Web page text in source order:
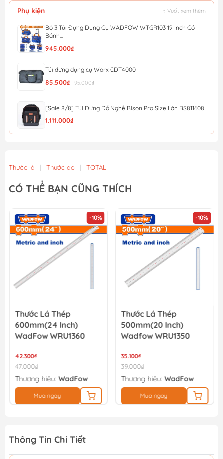
Phụ kiện ↕ Vuốt xem thêm
Bộ 3 Túi Đựng Dụng Cụ WADFOW WTGR103 19 Inch Có
Bánh...
945.000₫
Túi đựng dụng cụ Worx CDT4000
85.500₫ 95.000₫
[Sale 8/8] Túi Đựng Đồ Nghề Bison Pro Size Lớn BS811608
1.111.000₫
Túi đựng dụng cụ đeo thắt lưng 7 ngăn Total THT16P40125
51.300₫
Túi vải đựng máy Worx 50028624
126.000₫ 140.000₫
Thước lá | Thước đo | TOTAL
CÓ THỂ BẠN CŨNG THÍCH
-10%
Thước Lá Thép
600mm(24 Inch)
WadFow WRU1360
42.300₫
47.000₫
Thương hiệu: WadFow
Mua ngay
-10%
Thước Lá Thép
500mm(20 Inch)
Wadfow WRU1350
35.100₫
39.000₫
Thương hiệu:WadFow
Mua ngay
Thông Tin Chi Tiết